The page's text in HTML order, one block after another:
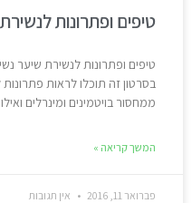
טיפים ופתרונות
טיפים ופתרונות לנשירת שיער
בסרטון זה תוכלו לראות
ממחסור בויטמינים ומינרלים
המשך קריאה »
פברואר 11, 2016 אין תגובות